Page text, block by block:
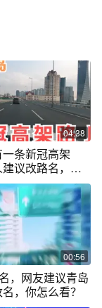
04:38
条新冠高架
议改路名，这
？
00:56
，网友建议青岛
，你怎么看？